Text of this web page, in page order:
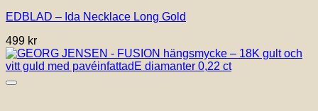
EDBLAD – Ida Necklace Long Gold
499 kr